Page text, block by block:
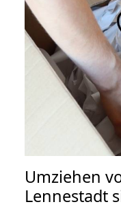
Umziehen
Lennestadt